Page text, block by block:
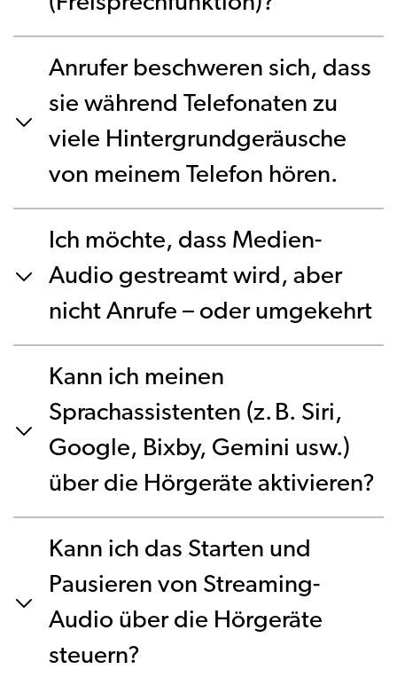
Anrufer beschweren sich, dass
sie während Telefonaten zu
viele Hintergrundgeräusche
von meinem Telefon hören.
Ich möchte, dass Medien-
Audio gestreamt wird, aber
nicht Anrufe – oder umgekehrt
Kann ich meinen
Sprachassistenten (z. B. Siri,
Google, Bixby, Gemini usw.)
über die Hörgeräte aktivieren?
Kann ich das Starten und
Pausieren von Streaming-
Audio über die Hörgeräte
steuern?